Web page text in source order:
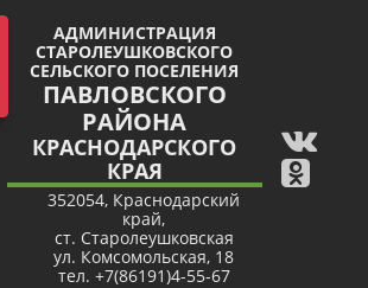
АДМИНИСТРАЦИЯ
СТАРОЛЕУШКОВСКОГО
СЕЛЬСКОГО ПОСЕЛЕНИЯ
ПАВЛОВСКОГО
РАЙОНА
КРАСНОДАРСКОГО
КРАЯ
352054, Краснодарский
край,
ст. Старолеушковская
ул. Комсомольская, 18
тел. +7(86191)4-55-67